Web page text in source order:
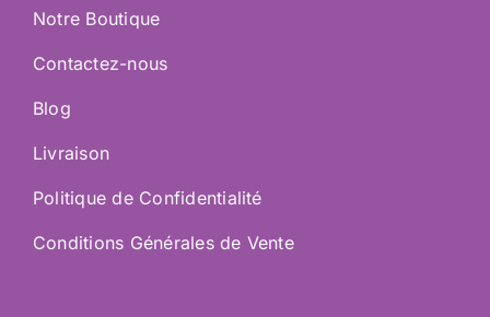
Notre Boutique
Contactez-nous
Blog
Livraison
Politique de Confidentialité
Conditions Générales de Vente